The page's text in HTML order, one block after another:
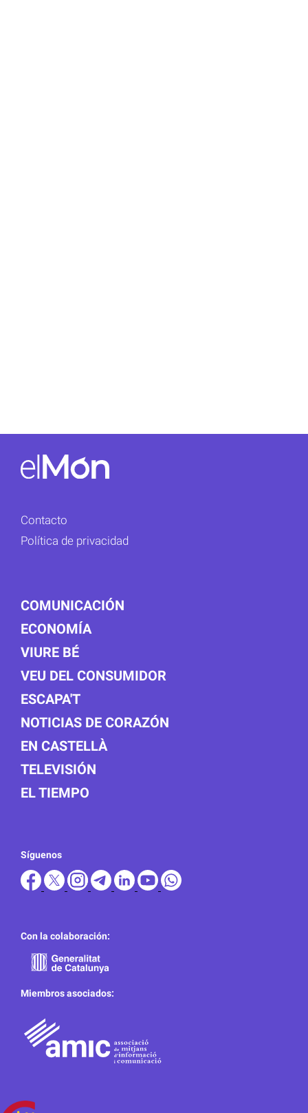
Contacto
Política de privacidad
COMUNICACIÓN
ECONOMÍA
VIURE BÉ
VEU DEL CONSUMIDOR
ESCAPA'T
NOTICIAS DE CORAZÓN
EN CASTELLÀ
TELEVISIÓN
EL TIEMPO
Síguenos
Con la colaboración:
Miembros asociados: